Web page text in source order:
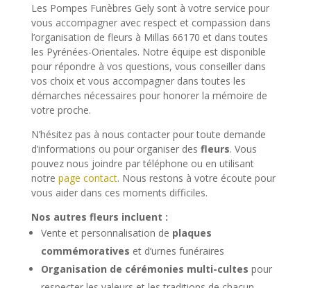
Les Pompes Funèbres Gely sont à votre service pour
vous accompagner avec respect et compassion dans
l’organisation de fleurs à Millas 66170 et dans toutes
les Pyrénées-Orientales. Notre équipe est disponible
pour répondre à vos questions, vous conseiller dans
vos choix et vous accompagner dans toutes les
démarches nécessaires pour honorer la mémoire de
votre proche.
N’hésitez pas à nous contacter pour toute demande
d’informations ou pour organiser des fleurs. Vous
pouvez nous joindre par téléphone ou en utilisant
notre page contact. Nous restons à votre écoute pour
vous aider dans ces moments difficiles.
Nos autres fleurs incluent :
Vente et personnalisation de plaques
commémoratives et d’urnes funéraires
Organisation de cérémonies multi-cultes pour